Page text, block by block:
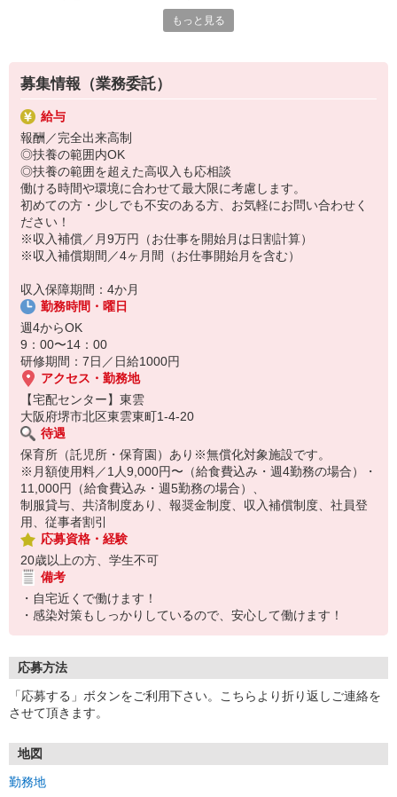
少人数保育のため、大切なお子さまひとりひとりに、
きめ細かい対応をいたします。
ママもお子さまも安心できる環境です！
商品を通じてお客さまとふれあう楽しさ、健康的な生活にお役立ち
す！
〜ヤクルトスタッフの1日〜
2児の母として仕事と家庭の両立をしているHさん。
実際のワークスタイルを、一例としてご紹介いたします！
※時間は地域によって異なります。
8:10 保育所にお子さまをお預け
8:20 宅配センターに到着、お届けの準備
8:30 朝礼が終わったら出発
13:00 お届け修了、翌日準備、集計作業
14:30お仕事修了
保育所にお子さまを迎えに行って帰宅
☆ココがPoint☆
・職場の近くに保育所（保育園、幼稚園、託児所）があるから、送
り迎えの時間の心配がいりません！
・家事・夕食の支度なども余裕をもってできます！
もっと見る
募集情報（業務委託）
給与
報酬／完全出来高制
◎扶養の範囲内OK
◎扶養の範囲を超えた高収入も応相談
働ける時間や環境に合わせて最大限に考慮します。
初めての方・少しでも不安のある方、お気軽にお問い合わせく
ださい！
※収入補償／月9万円（お仕事を開始月は日割計算）
※収入補償期間／4ヶ月間（お仕事開始月を含む）
収入保障期間：4か月
勤務時間・曜日
週4からOK
9：00〜14：00
研修期間：7日／日給1000円
アクセス・勤務地
【宅配センター】東雲
大阪府堺市北区東雲東町1-4-20
待遇
保育所（託児所・保育園）あり※無償化対象施設です。
※月額使用料／1人9,000円〜（給食費込み・週4勤務の場合）・
11,000円（給食費込み・週5勤務の場合）、
制服貸与、共済制度あり、報奨金制度、収入補償制度、社員登
用、従事者割引
応募資格・経験
20歳以上の方、学生不可
備考
・自宅近くで働けます！
・感染対策もしっかりしているので、安心して働けます！
応募方法
「応募する」ボタンをご利用下さい。こちらより折り返しご連絡を
させて頂きます。
地図
勤務地